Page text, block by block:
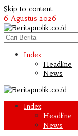
Skip to content
6 Agustus 2026
Index
Headline
News
Index
Headline
News